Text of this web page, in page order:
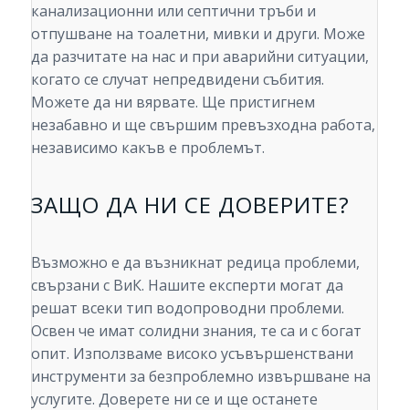
канализационни или септични тръби и
отпушване на тоалетни, мивки и други. Може
да разчитате на нас и при аварийни ситуации,
когато се случат непредвидени събития.
Можете да ни вярвате. Ще пристигнем
незабавно и ще свършим превъзходна работа,
независимо какъв е проблемът.
ЗАЩО ДА НИ СЕ ДОВЕРИТЕ?
Възможно е да възникнат редица проблеми,
свързани с ВиК. Нашите експерти могат да
решат всеки тип водопроводни проблеми.
Освен че имат солидни знания, те са и с богат
опит. Използваме високо усъвършенствани
инструменти за безпроблемно извършване на
услугите. Доверете ни се и ще останете